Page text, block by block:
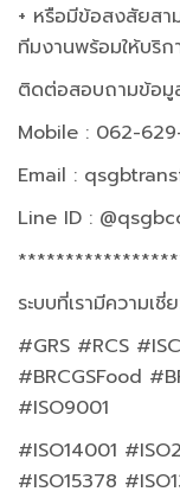
+ หรือมีข้อสงสัยสา
ทีมงานพร้อมให้บริ
ติดต่อสอบถามข้อมู
Mobile : 062-
Email :
Line ID :
ระบบที่เรามีความเ
#GRS #RCS
#BRCGSFood
#ISO9001
#ISO14001
#ISO15378